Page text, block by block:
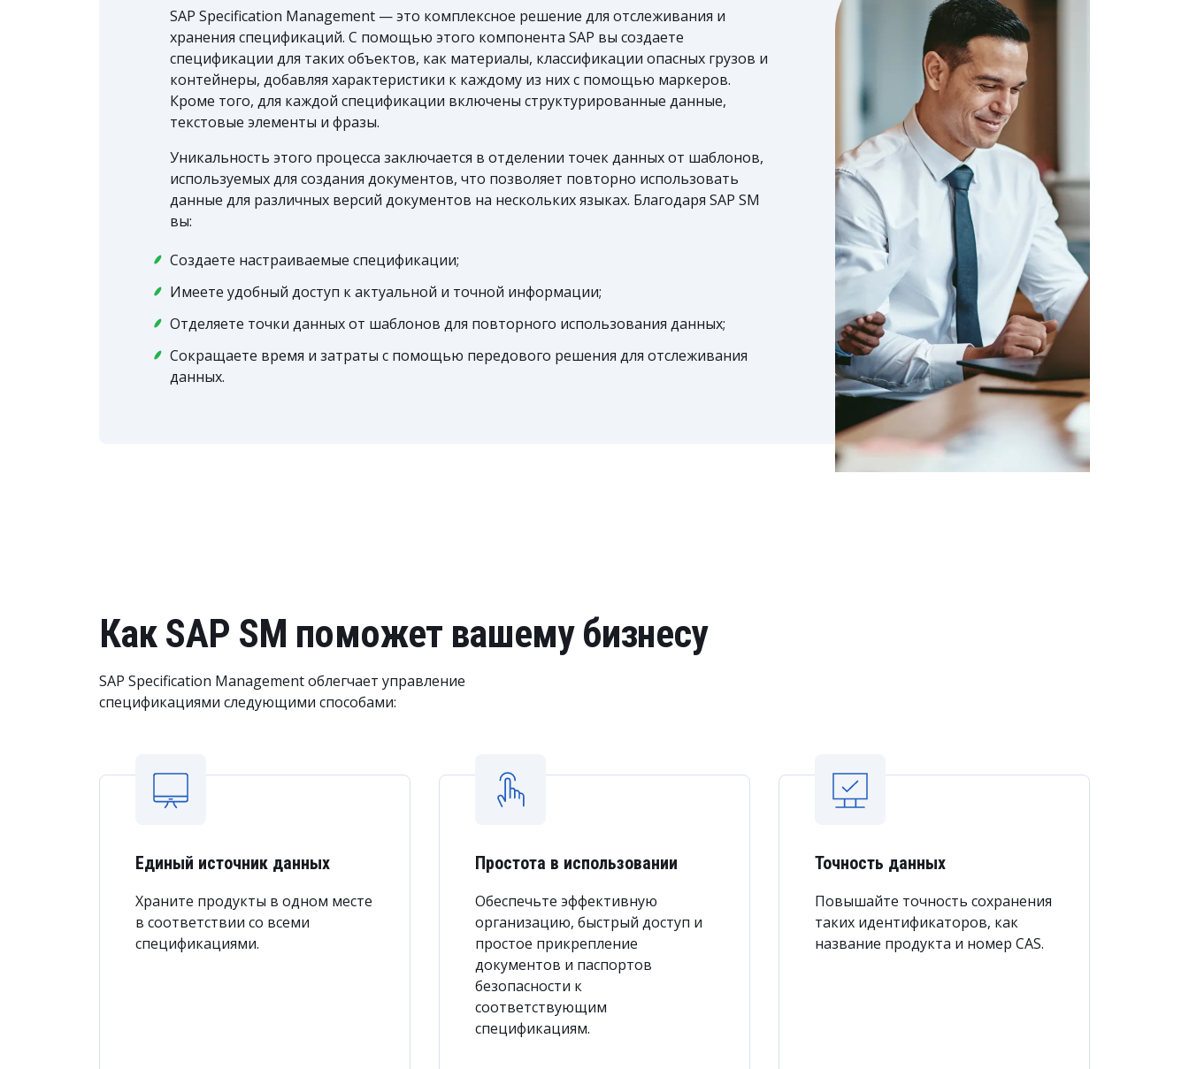
SAP Specification Management — это комплексное решение для отслеживания и
хранения спецификаций. С помощью этого компонента SAP вы создаете
спецификации для таких объектов, как материалы, классификации опасных грузов и
контейнеры, добавляя характеристики к каждому из них с помощью маркеров.
Кроме того, для каждой спецификации включены структурированные данные,
текстовые элементы и фразы.
Уникальность этого процесса заключается в отделении точек данных от шаблонов,
используемых для создания документов, что позволяет повторно использовать
данные для различных версий документов на нескольких языках. Благодаря SAP SM
вы:
Создаете настраиваемые спецификации;
Имеете удобный доступ к актуальной и точной информации;
Отделяете точки данных от шаблонов для повторного использования данных;
Сокращаете время и затраты с помощью передового решения для отслеживания
данных.
Как SAP SM поможет вашему бизнесу
SAP Specification Management облегчает управление
спецификациями следующими способами:
Единый источник данных
Храните продукты в одном месте
в соответствии со всеми
спецификациями.
Простота в использовании
Обеспечьте эффективную
организацию, быстрый доступ и
простое прикрепление
документов и паспортов
безопасности к
соответствующим
спецификациям.
Точность данных
Повышайте точность сохранения
таких идентификаторов, как
название продукта и номер CAS.